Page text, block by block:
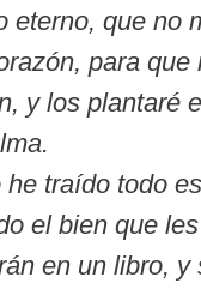
eterno, que no
para que
y los plantaré
traído todo
el bien que
en un libro,